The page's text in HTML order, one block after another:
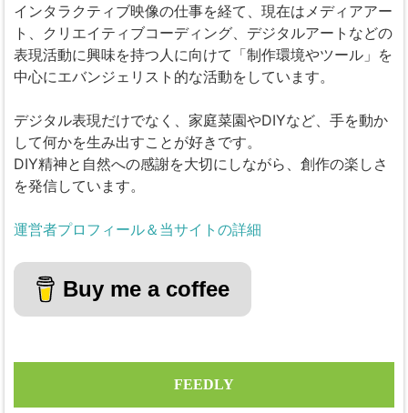
インタラクティブ映像の仕事を経て、現在はメディアアー
ト、クリエイティブコーディング、デジタルアートなどの
表現活動に興味を持つ人に向けて「制作環境やツール」を
中心にエバンジェリスト的な活動をしています。
デジタル表現だけでなく、家庭菜園やDIYなど、手を動か
して何かを生み出すことが好きです。
DIY精神と自然への感謝を大切にしながら、創作の楽しさ
を発信しています。
運営者プロフィール＆当サイトの詳細
Buy me a coffee
FEEDLY